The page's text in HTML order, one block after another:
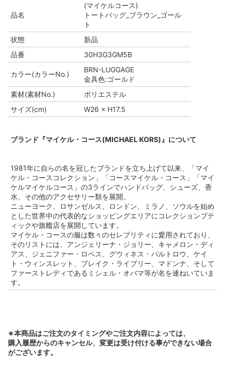
品名
(マイケルコース)
トートバッグ_ブラウン_ゴール
ト
状態
新品
品番
30H3G3GM5B
カラー(カラーNo.)
BRN-LUGGAGE
金具色:ゴールド
素材(素材No.)
ポリエステル
サイズ(cm)
W26 × H17.5
ブランド『マイケル・コース(MICHAEL KORS)』について
1981年に自らの名を冠したブランドを立ち上げて以来、「マイ
ケル・コースコレクション」「コースマイケル・コース」「マイ
ケルマイケルコース」の3ラインでハンドバッグ、シューズ、香
水、その他のアクセサリー類を展開。
ニューヨーク、ロサンゼルス、ロンドン、ミラノ、ソウルを始め
とした世界中の代表的なショッピングエリアにコレクションブテ
ィックや旗艦店を展開しています。
マイケル・コースの服は数々のセレブリティに愛用されており、
そのリストには、アンジェリーナ・ジョリー、キャメロン・ディ
アス、ジェニファー・ロペス、グウィネス・パルトロウ、ケイ
ト・ウィンスレット、ブレイク・ライブリー、マドンナ、そして
ファーストレディであるミシェル・オバマ等が名を連ねいていま
す。
※本商品はご注文のタイミングやご注文内容によっては、
購入履歴からのキャンセル、変更は受け付ける事ができない場合
がございます。